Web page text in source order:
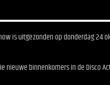
is uitgezonden op donderdag 24
nieuwe binnenkomers in de Disco